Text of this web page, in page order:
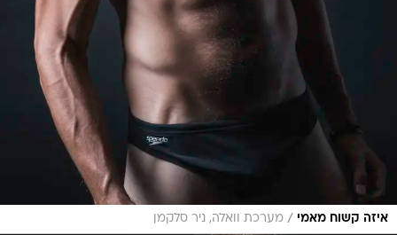
איזה קשוח מאמי / מערכת וואלה, ניר סלקמן